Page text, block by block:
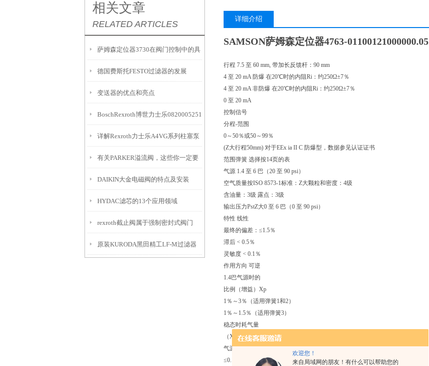
欢迎您！
来自局域网的朋友！有什么可以帮助您的
相关文章
RELATED ARTICLES
萨姆森定位器3730在阀门控制中的具
体应用有哪些？
德国费斯托FESTO过滤器的发展
变送器的优点和亮点
BoschRexroth博世力士乐0820005251
型号
详解Rexroth力士乐A4VG系列柱塞泵
EP控制原理
有关PARKER溢流阀，这些你一定要
知道
DAIKIN大金电磁阀的特点及安装
HYDAC滤芯的13个应用领域
rexroth截止阀属于强制密封式阀门
原装KURODA黑田精工LF-M过滤器
详细介绍
SAMSON萨姆森定位器4763-01100121000000.05
行程 7.5 至 60 mm, 带加长反馈杆：90 mm
4 至 20 mA 防爆 在20℃时的内阻Ri：约250Ω±7％
4 至 20 mA 非防爆 在20℃时的内阻Ri：约250Ω±7％
0 至 20 mA
控制信号
分程-范围
0～50％或50～99％
(Z大行程50mm) 对于EEx ia II C 防爆型，数据参见认证证书
范围弹簧 选择按14页的表
气源 1.4 至 6 巴（20 至 90 psi）
空气质量按ISO 8573-1标准：Z大颗粒和密度：4级
含油量：3级 露点：3级
输出压力PstZ大0 至 6 巴（0 至 90 psi）
特性 线性
最终的偏差：≤1.5％
滞后 < 0.5％
灵敏度 < 0.1％
作用方向 可逆
1.4巴气源时的
比例（增益）Xp
1％～3％（适用弹簧1和2）
1％～1.5％（适用弹簧3）
稳态时耗气量
（Xp=1％）
气源压力1.4巴时：
≤0.19 mn